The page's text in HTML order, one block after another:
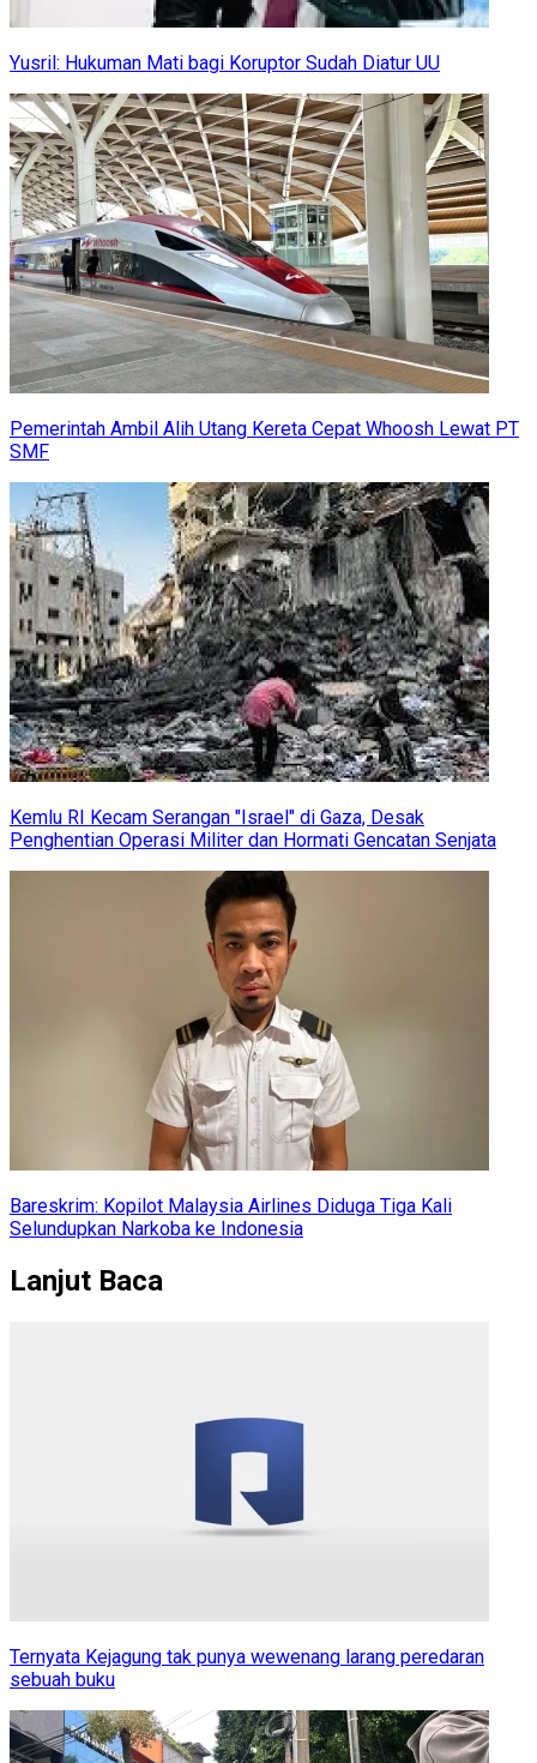
Yusril: Hukuman Mati bagi Koruptor Sudah Diatur UU
Pemerintah Ambil Alih Utang Kereta Cepat Whoosh Lewat PT
SMF
Kemlu RI Kecam Serangan "Israel" di Gaza, Desak
Penghentian Operasi Militer dan Hormati Gencatan Senjata
Bareskrim: Kopilot Malaysia Airlines Diduga Tiga Kali
Selundupkan Narkoba ke Indonesia
Lanjut Baca
Ternyata Kejagung tak punya wewenang larang peredaran
sebuah buku